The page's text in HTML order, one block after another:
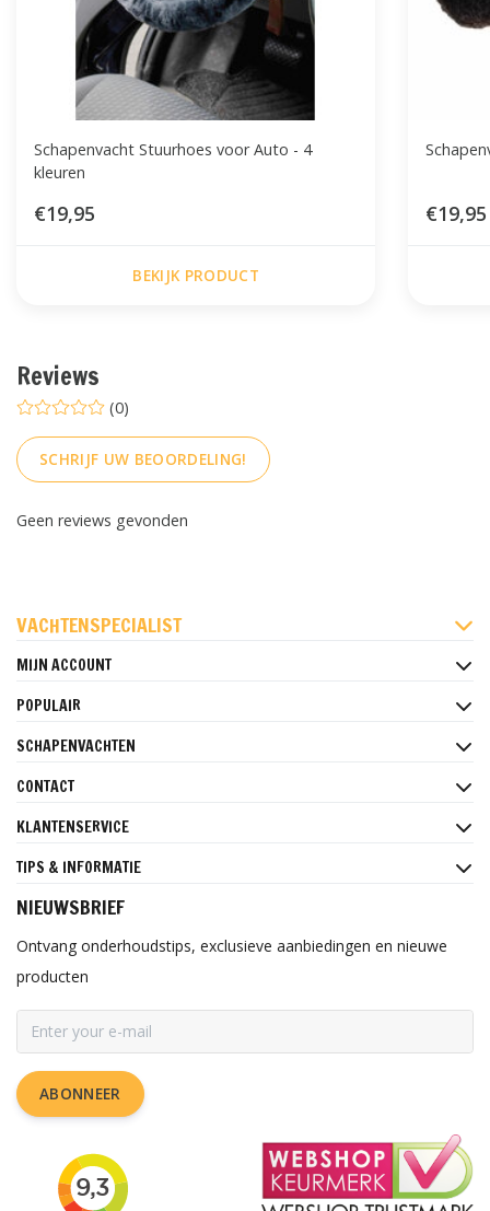
Schapenvacht Stuurhoes voor Auto - 4
kleuren
€19,95
BEKIJK PRODUCT
€19,95
Reviews
(0)
SCHRIJF UW BEOORDELING!
Geen reviews gevonden
VACHTENSPECIALIST
MIJN ACCOUNT
POPULAIR
SCHAPENVACHTEN
CONTACT
KLANTENSERVICE
TIPS & INFORMATIE
NIEUWSBRIEF
Ontvang onderhoudstips, exclusieve aanbiedingen en nieuwe
producten
ABONNEER